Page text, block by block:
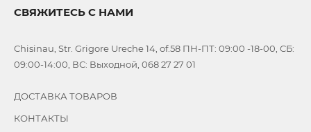
СВЯЖИТЕСЬ С НАМИ
Chisinau, Str. Grigore Ureche 14, of.58 ПН-ПТ: 09:00 -18-00, СБ:
09:00-14:00, ВС: Выходной, 068 27 27 01
ДОСТАВКА ТОВАРОВ
КОНТАКТЫ